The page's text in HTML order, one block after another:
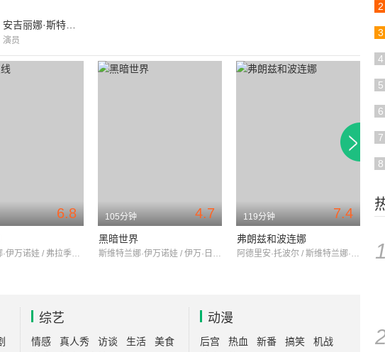
2
3
4
5
6
7
8
1
演员
6.8
斯维特兰娜·伊万诺娃 / 弗拉季米尔·弗多维琴科夫 / 戈沙·库岑科
4.7
105分钟
黑暗世界
斯维特兰娜·伊万诺娃 / 伊万·日德科夫 / 叶莲娜·维克托罗夫娜·帕诺娃
7.4
119分钟
弗朗兹和波连娜
阿德里安·托波尔 / 斯维特兰娜·伊万诺娃 / TamaraMironova
综艺
情感 真人秀 访谈 生活
美食
动漫
后宫 热血 新番 搞笑
机战